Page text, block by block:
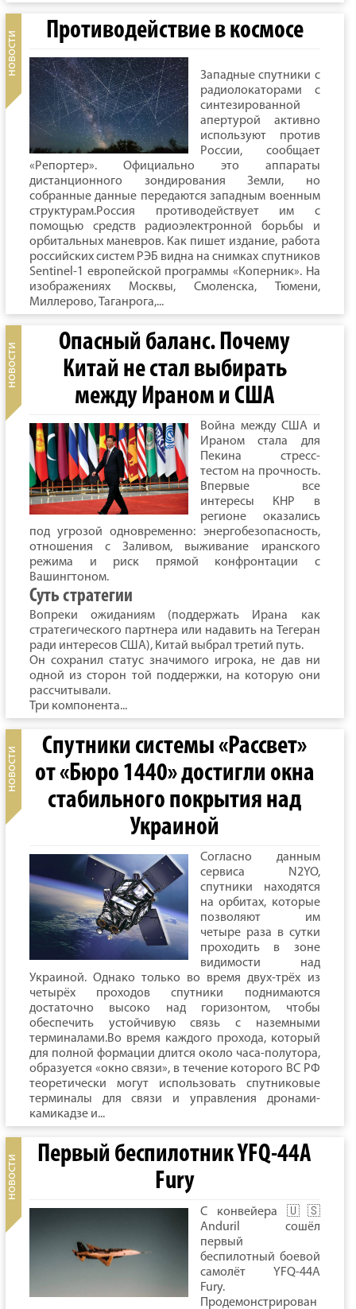
Противодействие в космосе
Западные спутники с
радиолокаторами с
синтезированной
апертурой активно
используют против
России, сообщает
«Репортер». Официально это аппараты
дистанционного зондирования Земли, но
собранные данные передаются западным военным
структурам.Россия противодействует им с
помощью средств радиоэлектронной борьбы и
орбитальных маневров. Как пишет издание, работа
российских систем РЭБ видна на снимках спутников
Sentinel-1 европейской программы «Коперник». На
изображениях Москвы, Смоленска, Тюмени,
Миллерово, Таганрога,...
Опасный баланс. Почему
Китай не стал выбирать
между Ираном и США
Война между США и
Ираном стала для
Пекина стресс-
тестом на прочность.
Впервые все
интересы КНР в
регионе оказались
под угрозой одновременно: энергобезопасность,
отношения с Заливом, выживание иранского
режима и риск прямой конфронтации с
Вашингтоном.
Суть стратегии
Вопреки ожиданиям (поддержать Ирана как
стратегического партнера или надавить на Тегеран
ради интересов США), Китай выбрал третий путь.
Он сохранил статус значимого игрока, не дав ни
одной из сторон той поддержки, на которую они
рассчитывали.
Три компонента...
Спутники системы «Рассвет»
от «Бюро 1440» достигли окна
стабильного покрытия над
Украиной
Согласно данным
сервиса N2YO,
спутники находятся
на орбитах, которые
позволяют им
четыре раза в сутки
проходить в зоне
видимости над
Украиной. Однако только во время двух-трёх из
четырёх проходов спутники поднимаются
достаточно высоко над горизонтом, чтобы
обеспечить устойчивую связь с наземными
терминалами.Во время каждого прохода, который
для полной формации длится около часа-полутора,
образуется «окно связи», в течение которого ВС РФ
теоретически могут использовать спутниковые
терминалы для связи и управления дронами-
камикадзе и...
Первый беспилотник YFQ-44A
Fury
C конвейера 🇺🇸
Anduril сошёл
первый
беспилотный боевой
самолёт YFQ-44A
Fury.
Продемонстрирован